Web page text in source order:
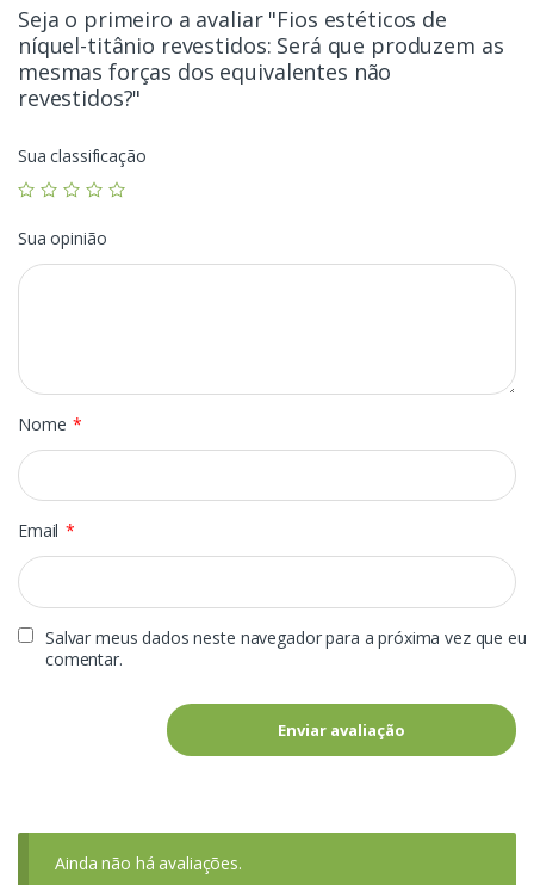
Seja o primeiro a avaliar "Fios estéticos de
níquel-titânio revestidos: Será que produzem as
mesmas forças dos equivalentes não
revestidos?"
Sua classificação
Sua opinião
Nome *
Email *
Salvar meus dados neste navegador para a próxima vez que eu
comentar.
Ainda não há avaliações.